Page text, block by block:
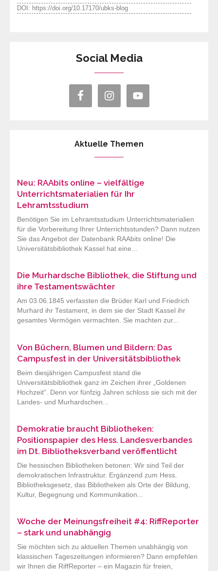
DOI: https://doi.org/10.17170/ubks-blog
Social Media
Aktuelle Themen
Neu: RAAbits online – vielfältige
Unterrichtsmaterialien für Ihr
Lehramtsstudium
Benötigen Sie im Lehramtsstudium Unterrichtsmaterialien
für die Vorbereitung Ihrer Unterrichtsstunden? Dann nutzen
Sie das Angebot der Datenbank RAAbits online! Die
Universitätsbibliothek Kassel hat eine...
Die Murhardsche Bibliothek, die Stiftung und
ihre Testamentswächter
Am 03.06.1845 verfassten die Brüder Karl und Friedrich
Murhard ihr Testament, in dem sie der Stadt Kassel ihr
gesamtes Vermögen vermachten. Sie machten zur...
Von Büchern, Blumen und Bildern: Das
Campusfest in der Universitätsbibliothek
Beim diesjährigen Campusfest stand die
Universitätsbibliothek ganz im Zeichen ihrer „Goldenen
Hochzeit“. Denn vor fünfzig Jahren schloss sie sich mit der
Landes- und Murhardschen...
Demokratie braucht Bibliotheken:
Positionspapier des Hess. Landesverbandes
im Dt. Bibliotheksverband veröffentlicht
Die hessischen Bibliotheken betonen: Wir sind Teil der
demokratischen Infrastruktur. Ergänzend zum Hess.
Bibliotheksgesetz, das Bibliotheken als Orte der Bildung,
Kultur, Begegnung und Kommunikation...
Woche der Meinungsfreiheit #4: RiffReporter
– stark und unabhängig
Sie möchten sich zu aktuellen Themen unabhängig von
klassischen Tageszeitungen informieren? Dann empfehlen
wir Ihnen die RiffReporter – ein Magazin für freien,